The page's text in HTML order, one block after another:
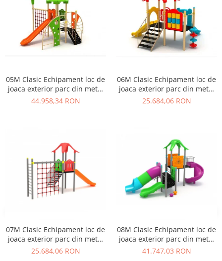
Mobilier urban DIZABILITATI
05M Clasic Echipament loc de
joaca exterior parc din metal
cu Scara Tobogan si
44.958,34 RON
06M Clasic Echipament loc de
joaca exterior parc din metal
cu Scara 3 Tobogane
25.684,06 RON
07M Clasic Echipament loc de
joaca exterior parc din metal
cu Scara Tobogan si
25.684,06 RON
08M Clasic Echipament loc de
joaca exterior parc din metal
cu 3 Tobogane si Cataratoare
41.747,03 RON